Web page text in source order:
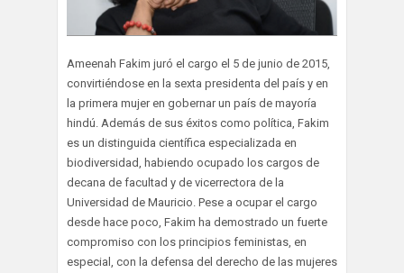
Ameenah Fakim juró el cargo el 5 de junio de 2015,
convirtiéndose en la sexta presidenta del país y en
la primera mujer en gobernar un país de mayoría
hindú. Además de sus éxitos como política, Fakim
es un distinguida científica especializada en
biodiversidad, habiendo ocupado los cargos de
decana de facultad y de vicerrectora de la
Universidad de Mauricio. Pese a ocupar el cargo
desde hace poco, Fakim ha demostrado un fuerte
compromiso con los principios feministas, en
especial, con la defensa del derecho de las mujeres